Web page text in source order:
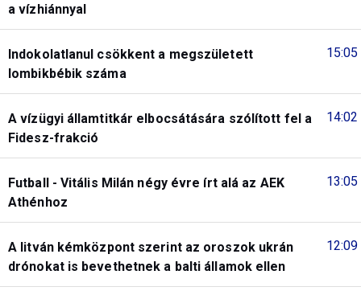
a vízhiánnyal
15:05
Indokolatlanul csökkent a megszületett
lombikbébik száma
14:02
A vízügyi államtitkár elbocsátására szólított fel a
Fidesz-frakció
13:05
Futball - Vitális Milán négy évre írt alá az AEK
Athénhoz
12:09
A litván kémközpont szerint az oroszok ukrán
drónokat is bevethetnek a balti államok ellen